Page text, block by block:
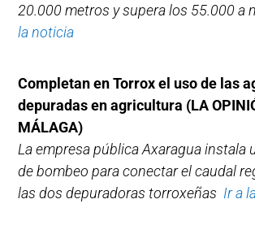
20.000 metros y supera los 55.000 a
la noticia
Completan en Torrox el uso de las
depuradas en agricultura (LA
MÁLAGA)
La empresa pública Axaragua instala
de bombeo para conectar el caudal
las dos depuradoras torroxeñas Ir a